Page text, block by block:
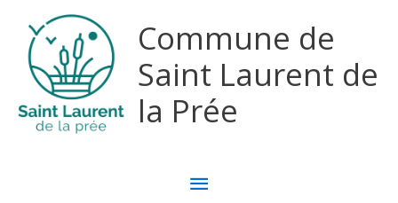
Commune de
Saint Laurent de
la Prée
MENU